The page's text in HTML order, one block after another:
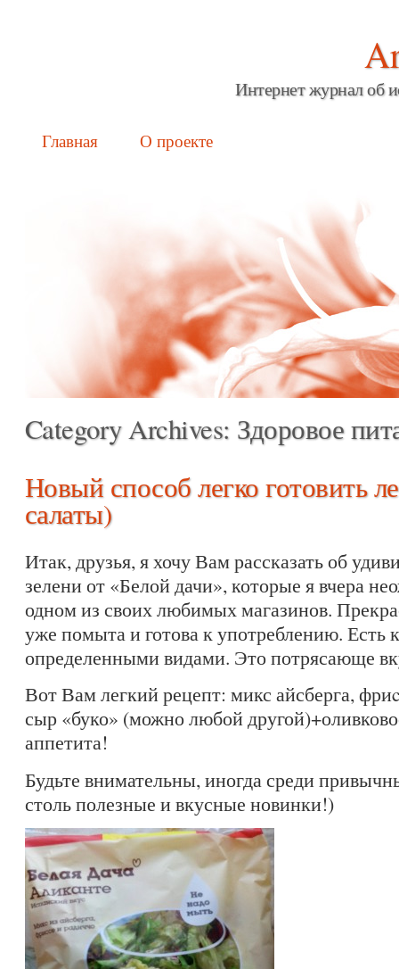
Интернет журнал об
Main menu
Skip
Главная О проекте
Category Archives: Здоровое
Новый способ легко готовить
салаты)
Итак, друзья, я хочу Вам рассказать об
зелени от «Белой дачи», которые я вчера
одном из своих любимых магазинов.
уже помыта и готова к употреблению. Есть
определенными видами. Это потрясающе
Вот Вам легкий рецепт: микс айсберга,
сыр «буко» (можно любой
аппетита!
Будьте внимательны, иногда среди
столь полезные и вкусные новинки!)